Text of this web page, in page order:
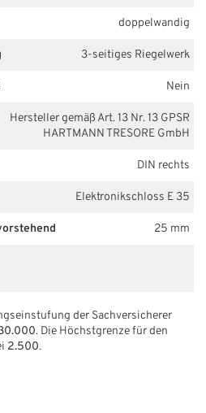
doppelwandig
3-seitiges Riegelwerk
Nein
Hersteller gemäß Art. 13 Nr. 13 GPSR
HARTMANN TRESORE GmbH
DIN rechts
Elektronikschloss E 35
25 mm
der Sachversicherer
. Die Höchstgrenze für den
2.500.